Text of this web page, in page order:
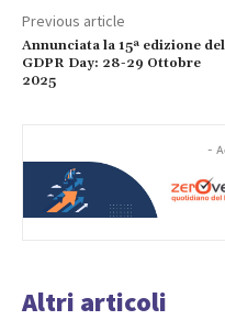
Previous article
Annunciata la 15ª edizione del
GDPR Day: 28-29 Ottobre
2025
-
Altri articoli